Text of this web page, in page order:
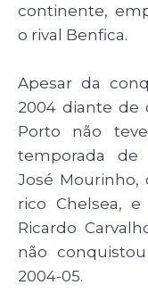
continente,
o rival Benfica.
Apesar da
2004 diante de
Porto não
temporada de
José Mourinho,
rico Chelsea,
Ricardo
não
2004-05.